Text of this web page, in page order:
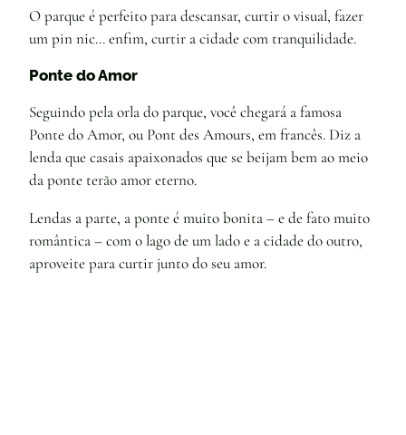
O parque é perfeito para descansar, curtir o visual, fazer
um pin nic… enfim, curtir a cidade com tranquilidade.
Ponte do Amor
Seguindo pela orla do parque, você chegará a famosa
Ponte do Amor, ou Pont des Amours, em francês. Diz a
lenda que casais apaixonados que se beijam bem ao meio
da ponte terão amor eterno.
Lendas a parte, a ponte é muito bonita – e de fato muito
romântica – com o lago de um lado e a cidade do outro,
aproveite para curtir junto do seu amor.